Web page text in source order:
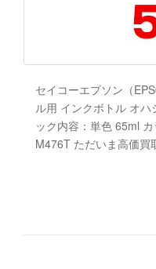
セイコーエプソン（
ル用 インクボトル オ
ック内容：単色 65ml
M476T ただいま高価